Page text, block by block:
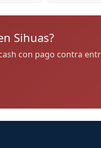
Sihuas?
con pago contra